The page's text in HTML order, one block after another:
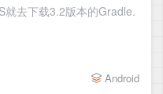
去下载3.2版本的Gradle.
Android